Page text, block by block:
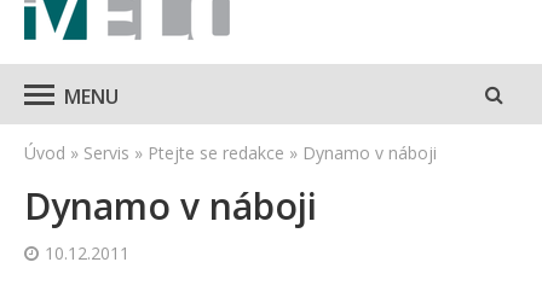
MENU
Úvod » Servis » Ptejte se redakce » Dynamo v náboji
Dynamo v náboji
10.12.2011